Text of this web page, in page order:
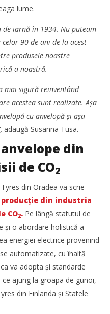
de achiziție a Cargus
pe piața europeană și
din România
lume.
de iarnă în 1934. Nu puteam
90 de ani de la acest
produsele noastre
a noastră.
mai sigură reinventând
acestea sunt realizate. Așa
cu anvelopă și așa
adaugă Susanna Tusa.
din
de CO2
din Oradea va scrie
din industria
CO2. Pe lângă statutul de
și o abordare holistică a
energiei electrice provenind
automatizate, cu înaltă
va adopta și standarde
ajung la groapa de gunoi,
din Finlanda și Statele